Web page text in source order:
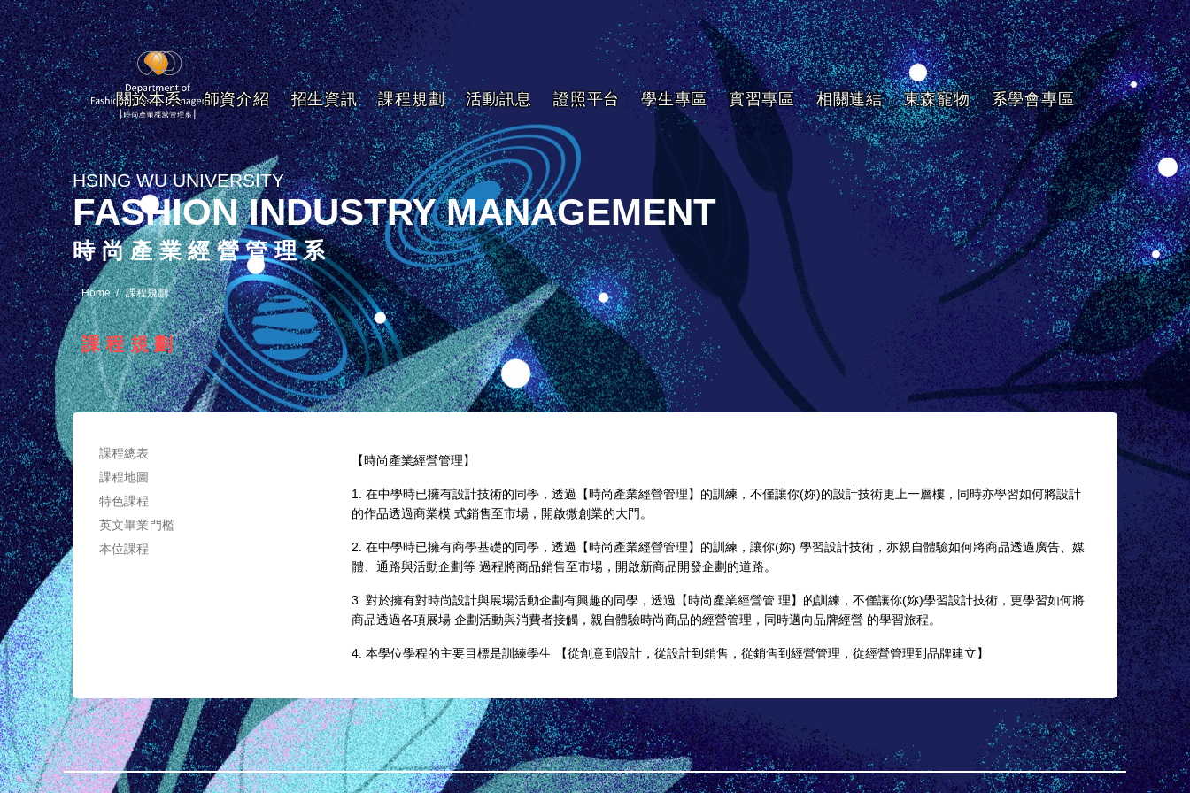
關於本系 師資介紹 招生資訊 課程規劃 活動訊息 證照平台 學生專區 實習專區 相關連結 東森寵物 系學會專區
HSING WU UNIVERSITY
FASHION INDUSTRY MANAGEMENT
時尚產業經營管理系
Home 課程規劃
課程規劃
課程總表
課程地圖
特色課程
英文畢業門檻
本位課程
【時尚產業經營管理】
1. 在中學時已擁有設計技術的同學，透過【時尚產業經營管理】的訓練，不僅讓你(妳)的設計技術更上一層樓，同時亦學習如何將設計
的作品透過商業模 式銷售至市場，開啟微創業的大門。
2. 在中學時已擁有商學基礎的同學，透過【時尚產業經營管理】的訓練，讓你(妳) 學習設計技術，亦親自體驗如何將商品透過廣告、媒
體、通路與活動企劃等 過程將商品銷售至市場，開啟新商品開發企劃的道路。
3. 對於擁有對時尚設計與展場活動企劃有興趣的同學，透過【時尚產業經營管 理】的訓練，不僅讓你(妳)學習設計技術，更學習如何將
商品透過各項展場 企劃活動與消費者接觸，親自體驗時尚商品的經營管理，同時邁向品牌經營 的學習旅程。
4. 本學位學程的主要目標是訓練學生 【從創意到設計，從設計到銷售，從銷售到經營管理，從經營管理到品牌建立】